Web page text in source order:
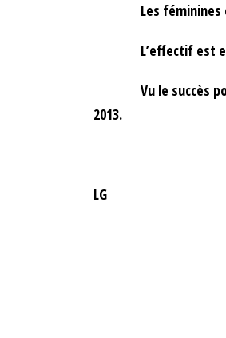
Les féminines ont
L’effectif est en
Vu le succès pour
2013.
LG